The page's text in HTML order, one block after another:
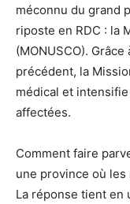
méconnu du grand
riposte en RDC : la
(MONUSCO).
précédent, la
médical et
affectées.
Comment faire
une province où
La réponse tient en